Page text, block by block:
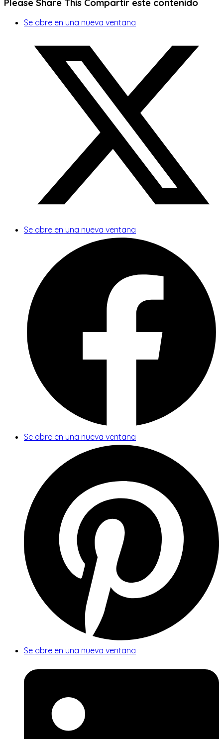
Se abre en una nueva ventana
Se abre en una nueva ventana
Se abre en una nueva ventana
Se abre en una nueva ventana